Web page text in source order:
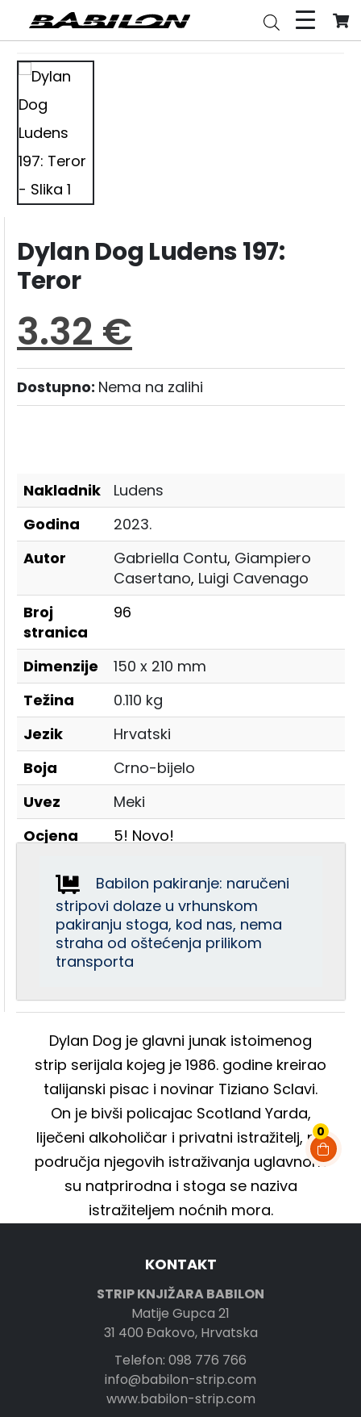
0
Dylan Dog Ludens 197:
Teror
3.32 €
Dostupno: Nema na zalihi
Nakladnik
Ludens
Godina
2023.
Autor
Gabriella Contu, Giampiero
Casertano, Luigi Cavenago
Broj
stranica
96
Dimenzije
150 x 210 mm
Težina
0.110 kg
Jezik
Hrvatski
Boja
Crno-bijelo
Uvez
Meki
Ocjena
5! Novo!
Babilon pakiranje: naručeni
stripovi dolaze u vrhunskom
pakiranju stoga, kod nas, nema
straha od oštećenja prilikom
transporta
Dylan Dog je glavni junak istoimenog
strip serijala kojeg je 1986. godine kreirao
talijanski pisac i novinar Tiziano Sclavi.
On je bivši policajac Scotland Yarda,
liječeni alkoholičar i privatni istražitelj, no
područja njegovih istraživanja uglavnom
su natprirodna i stoga se naziva
istražiteljem noćnih mora.
KONTAKT
STRIP KNJIŽARA BABILON
Matije Gupca 21
31 400 Đakovo, Hrvatska
Telefon: 098 776 766
info@babilon-strip.com
www.babilon-strip.com